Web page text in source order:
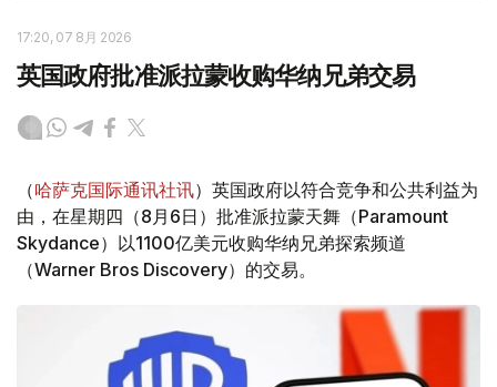
17:20, 07 8月 2026
英国政府批准派拉蒙收购华纳兄弟交易
（哈萨克国际通讯社讯）英国政府以符合竞争和公共利益为
由，在星期四（8月6日）批准派拉蒙天舞（Paramount
Skydance）以1100亿美元收购华纳兄弟探索频道
（Warner Bros Discovery）的交易。